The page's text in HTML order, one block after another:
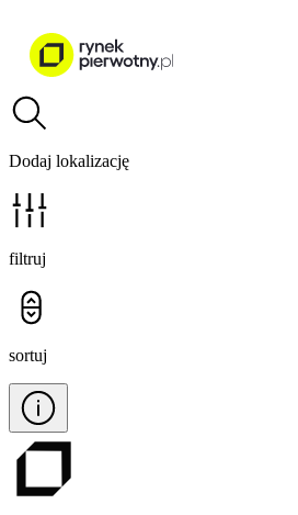
Dodaj lokalizację
filtruj
sortuj